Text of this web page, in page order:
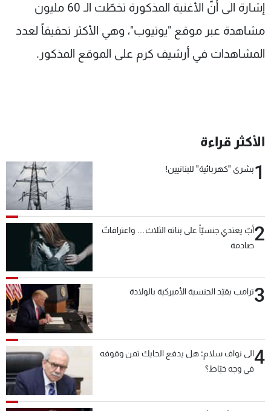
إشارة الى أنّ الأغنية المذكورة تخطّت الـ 60 مليون
مشاهدة عبر موقع "يوتيوب"، وهي الأكثر تحقيقاً لعدد
المشاهدات في أرشيف كرم على الموقع المذكور.
الأكثر قراءة
1بشرى "كهربائية" للبنانيين!
2أبٌ يعتدي جنسيّاً على بناته الثلاث… واعترافاتٌ
صادمة
3ترامب يقيّد الجنسية الأميركية بالولادة
4الى نواف سلام: هل يدفع الحايك ثمن وقوفه
في وجه خيّاط؟